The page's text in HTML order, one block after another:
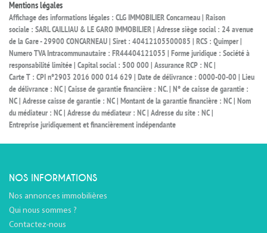
Mentions légales
Affichage des informations légales : CLG IMMOBILIER Concarneau | Raison
sociale : SARL CAILLIAU & LE GARO IMMOBILIER | Adresse siège social : 24 avenue
de la Gare - 29900 CONCARNEAU | Siret : 40412105500085 | RCS : Quimper |
Numero TVA Intracommunautaire : FR44404121055 | Forme juridique : Société à
responsabilité limitée | Capital social : 500 000 | Assurance RCP : NC |
Carte T : CPI n°2903 2016 000 014 629 | Date de délivrance : 0000-00-00 | Lieu
de délivrance : NC | Caisse de garantie financière : NC. | N° de caisse de garantie :
NC | Adresse caisse de garantie : NC | Montant de la garantie financière : NC | Nom
du médiateur : NC | Adresse du médiateur : NC | Adresse du site : NC |
Entreprise juridiquement et financièrement indépendante
NOS INFORMATIONS
Nos annonces immobilières
Qui nous sommes ?
Contactez-nous